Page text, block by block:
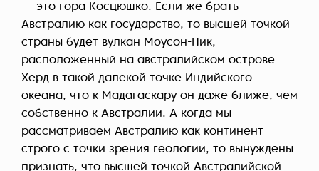
— это гора Косцюшко. Если же брать
Австралию как государство, то высшей точкой
страны будет вулкан Моусон-Пик,
расположенный на австралийском острове
Херд в такой далекой точке Индийского
океана, что к Мадагаскару он даже ближе, чем
собственно к Австралии. А когда мы
рассматриваем Австралию как континент
строго с точки зрения геологии, то вынуждены
признать, что высшей точкой Австралийской